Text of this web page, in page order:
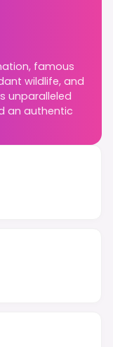
famous
wildlife, and
unparalleled
an authentic